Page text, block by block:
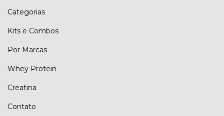
Categorias
Kits e Combos
Por Marcas
Whey Protein
Creatina
Contato